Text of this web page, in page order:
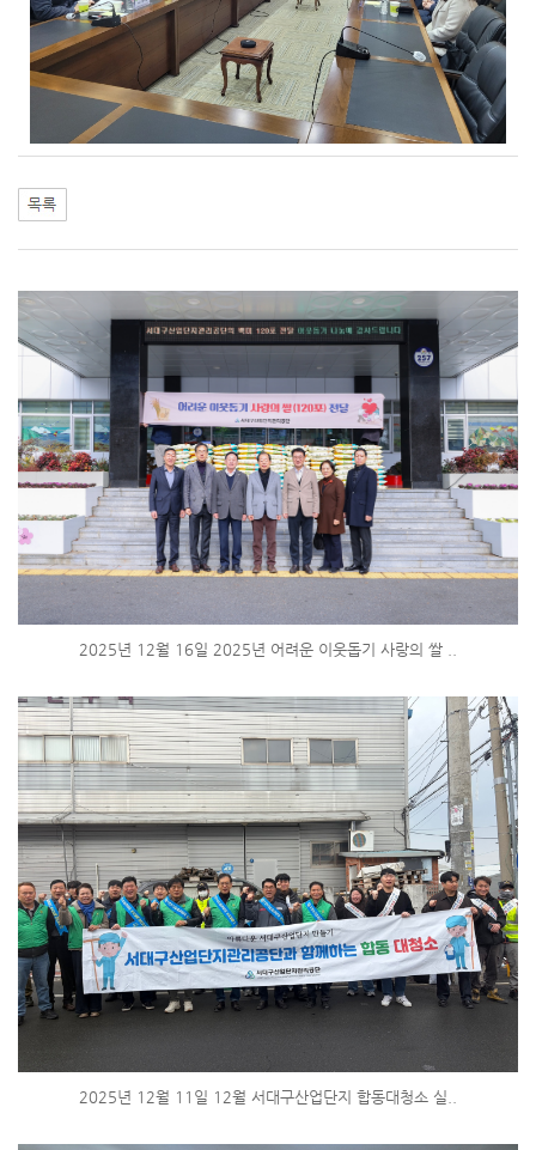
2025년 12월 16일 2025년 어려운 이웃돕기 사랑의 쌀 ..
2025년 12월 11일 12월 서대구산업단지 합동대청소 실..